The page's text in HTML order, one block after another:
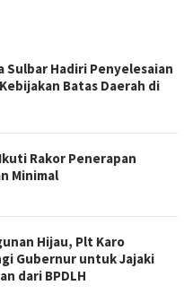
Sulbar Hadiri Penyelesaian
Batas Daerah di
Rakor Penerapan
Minimal
Hijau, Plt Karo
Gubernur untuk Jajaki
dari BPDLH